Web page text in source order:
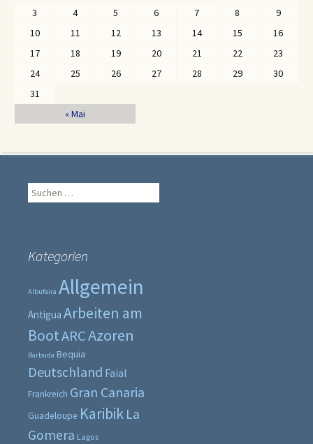
« Mai
3
4 5 6 7 8
9
10
11 12 13 14 15
16
17
18 19 20 21 22
23
24
25 26 27 28 29
30
31
Suche
nach:
Kategorien
Albufeira Allgemein
Antigua Arbeiten am
BootARCAzoren
Barbuda Bequia
Deutschland Faial
Frankreich Gran Canaria
Guadeloupe Karibik La
Gomera Lagos